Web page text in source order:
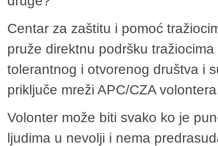
Centar za zaštitu i pomoć
pruže direktnu podršku
tolerantnog i otvorenog društva i
priključe mreži APC/CZA
Volonter može biti svako ko je
ljudima u nevolji i nema